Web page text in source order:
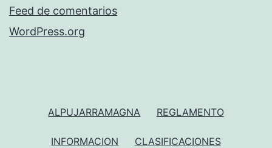
Feed de comentarios
WordPress.org
ALPUJARRAMAGNA REGLAMENTO
INFORMACION CLASIFICACIONES